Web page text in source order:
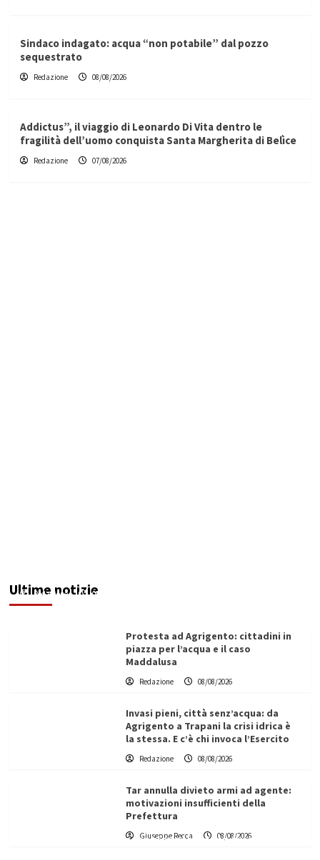
Sindaco indagato: acqua “non potabile” dal pozzo
sequestrato
Redazione 08/08/2026
Addictus”, il viaggio di Leonardo Di Vita dentro le
fragilità dell’uomo conquista Santa Margherita di Belìce
Redazione 07/08/2026
Ultime notizie
Redazione 08/08/2026
Protesta ad Agrigento: cittadini in
piazza per l’acqua e il caso
Maddalusa
Redazione 08/08/2026
Invasi pieni, città senz’acqua: da
Agrigento a Trapani la crisi idrica è
la stessa. E c’è chi invoca l’Esercito
Redazione 08/08/2026
Tar annulla divieto armi ad agente:
motivazioni insufficienti della
Prefettura
Giuseppe Recca 08/08/2026
L’ingegnere saccense Buscarnera partner chiave
di un progetto transnazionale per la transizione